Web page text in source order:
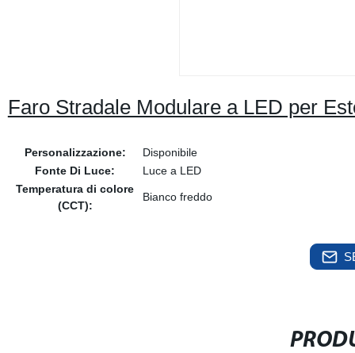
Faro Stradale Modulare a LED per
Personalizzazione:
Disponibile
Fonte Di Luce:
Luce a LED
Temperatura di colore
(CCT):
Bianco freddo